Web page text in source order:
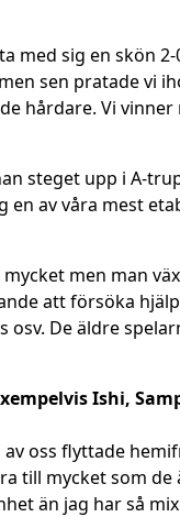
med sig en skön
sen pratade vi
hårdare. Vi
steget upp i A-
av våra mest
men man
att försöka
De äldre
Ishi,
oss flyttade
till mycket som
än jag har så